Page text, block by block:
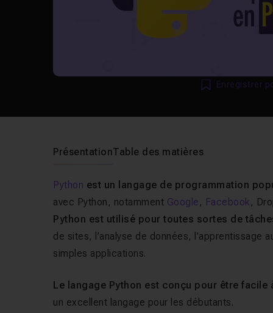
Enregistrer
PrésentationTable des matières
Python est un langage de programmation
avec Python, notamment Google , Facebook ,
Python est utilisé pour toutes sortes de
de sites, l’analyse de données, l’apprentissage
simples applications.
Le langage Python est conçu pour être
un excellent langage pour les débutants.